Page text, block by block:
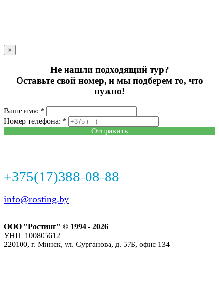
×
Не нашли подходящий тур?
Оставьте свой номер, и мы подберем то, что
нужно!
Ваше имя: *
Номер телефона: *
Отправить
+375(17)388-08-88
info@rosting.by
ООО "Ростинг" © 1994 - 2026
УНП: 100805612
220100, г. Минск, ул. Сурганова, д. 57Б, офис 134